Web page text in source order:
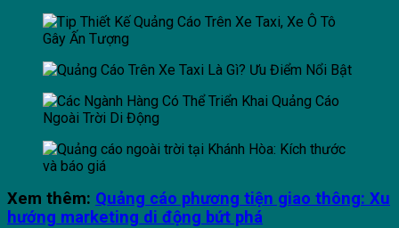
Xem thêm: Quảng cáo phương tiện giao thông: Xu
hướng marketing di động bứt phá